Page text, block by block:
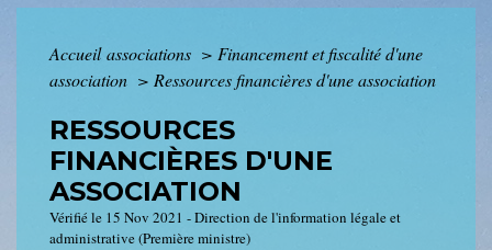
Accueil associations > Financement et fiscalité d'une
association > Ressources financières d'une association
RESSOURCES
FINANCIÈRES D'UNE
ASSOCIATION
Vérifié le 15 Nov 2021 - Direction de l'information légale et
administrative (Première ministre)